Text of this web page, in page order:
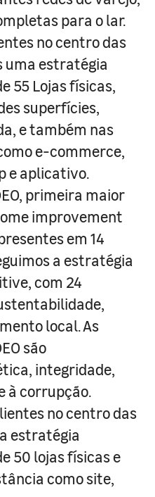
para o lar.
no centro das
uma estratégia
55 Lojas físicas,
superfícies,
e também nas
e-commerce,
e aplicativo.
primeira maior
improvement
em 14
a estratégia
com 24
local. As
são
integridade,
à corrupção.
no centro das
estratégia
50 lojas físicas e
como site,